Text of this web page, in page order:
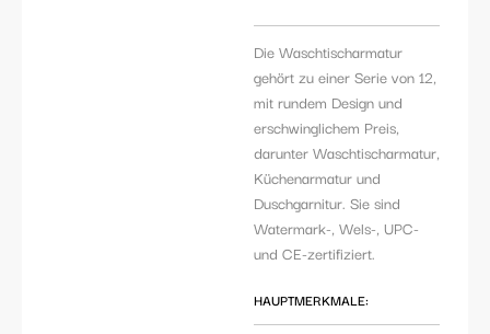
Die Waschtischarmatur
gehört zu einer Serie von 12,
mit rundem Design und
erschwinglichem Preis,
darunter Waschtischarmatur,
Küchenarmatur und
Duschgarnitur. Sie sind
Watermark-, Wels-, UPC-
und CE-zertifiziert.
HAUPTMERKMALE: